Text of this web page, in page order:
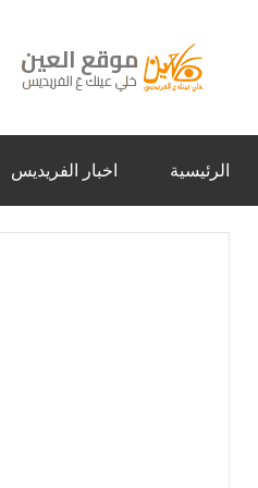
المحتوى
الرئيسية اخبار الفريديس